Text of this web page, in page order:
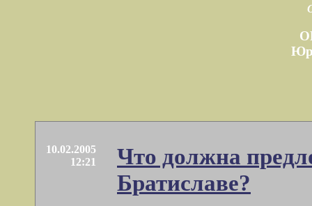
10.02.2005
12:21
Что должна
Братиславе?